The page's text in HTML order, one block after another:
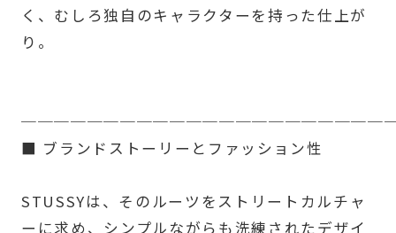
く、むしろ独自のキャラクターを持った仕上が
り。
■ ブランドストーリーとファッション性
STUSSYは、そのルーツをストリートカルチャ
ーに求め、シンプルながらも洗練されたデザイ